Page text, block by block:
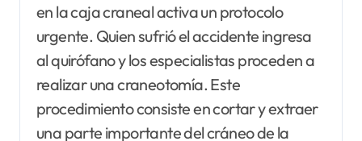
en la caja craneal activa un protocolo
urgente. Quien sufrió el accidente ingresa
al quirófano y los especialistas proceden a
realizar una craneotomía. Este
procedimiento consiste en cortar y extraer
una parte importante del cráneo de la